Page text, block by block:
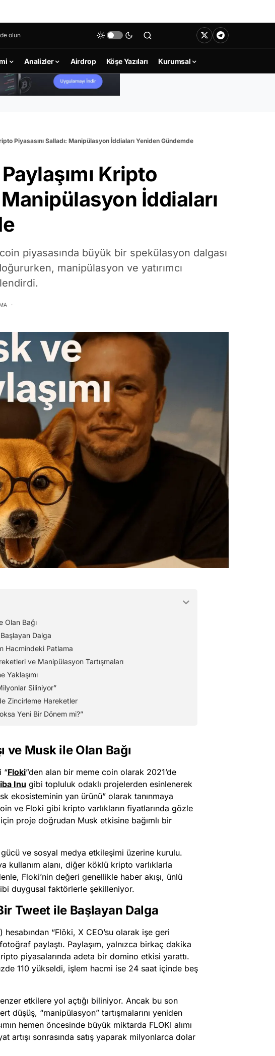
olun
Analizler Airdrop Köşe Yazıları Kurumsal
Piyasasını Salladı: Manipülasyon İddiaları Yeniden Gündemde
Kripto
Manipülasyon İddiaları
piyasasında büyük bir spekülasyon dalgası
manipülasyon ve yatırımcı
Olan Bağı
Başlayan Dalga
Hacmindeki Patlama
ve Manipülasyon Tartışmaları
Yaklaşımı
Siliniyor”
Zincirleme Hareketler
Yeni Bir Dönem mi?”
ve Musk ile Olan Bağı
“Floki”den alan bir meme coin olarak 2021’de
Inu gibi topluluk odaklı projelerden esinlenerek
ekosisteminin yan ürünü” olarak tanınmaya
ve Floki gibi kripto varlıkların fiyatlarında gözle
proje doğrudan Musk etkisine bağımlı bir
ve sosyal medya etkileşimi üzerine kurulu.
kullanım alanı, diğer köklü kripto varlıklarla
Floki’nin değeri genellikle haber akışı, ünlü
duygusal faktörlerle şekilleniyor.
Tweet ile Başlayan Dalga
“Flōki, X CEO’su olarak işe geri
paylaştı. Paylaşım, yalnızca birkaç dakika
piyasalarında adeta bir domino etkisi yarattı.
110 yükseldi, işlem hacmi ise 24 saat içinde beş
etkilere yol açtığı biliniyor. Ancak bu son
düşüş, “manipülasyon” tartışmalarını yeniden
hemen öncesinde büyük miktarda FLOKI alımı
artışı sonrasında satış yaparak milyonlarca dolar